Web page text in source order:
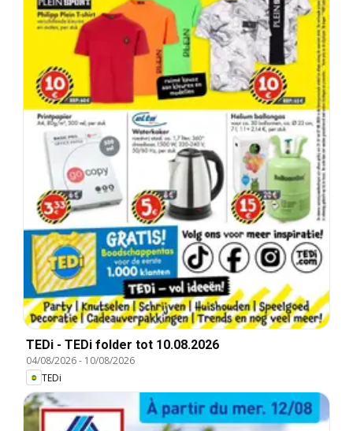
TEDi - TEDi folder tot 10.08.2026
04/08/2026- 10/08/2026
TEDi